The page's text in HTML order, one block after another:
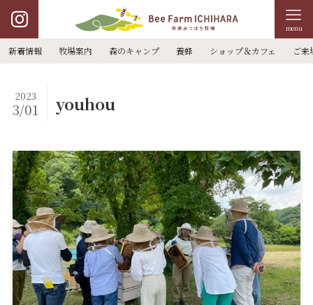
menu
新着情報 牧場案内 森のキャンプ 養蜂 ショップ＆カフェ ご来
youhou
2023
3/01